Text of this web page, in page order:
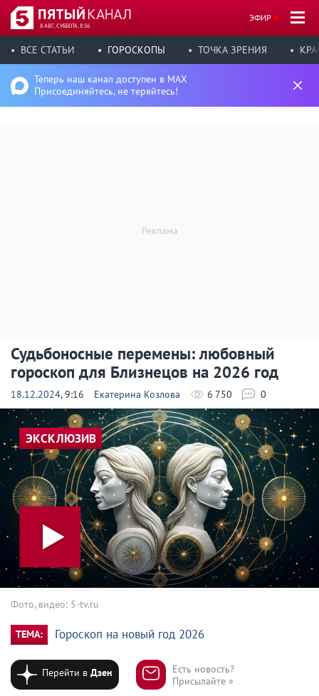
8 АВГ, СУББОТА, 8:56
ЭФИР
ВСЕ СТАТЬИ ГОРОСКОПЫ ТОЧКА ЗРЕНИЯ
Теперь наш канал доступен в MAX
Присоединяйтесь, не теряйтесь!
Судьбоносные перемены: любовный
гороскоп для Близнецов на 2026 год
18.12.2024, 9:16 Екатерина Козлова 6 750 0
ЭКСКЛЮЗИВ
Фото, видео: 5-tv.ru
ТЕМА: Гороскоп на новый год 2026
Перейти вДзен
Есть новость?
Присылайте »